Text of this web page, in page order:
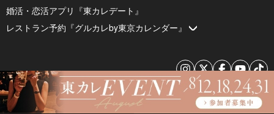
婚活・恋活アプリ『東カレデート』
レストラン予約『グルカレby東京カレンダー』
© 2026 by Tokyo Calendar, Inc.